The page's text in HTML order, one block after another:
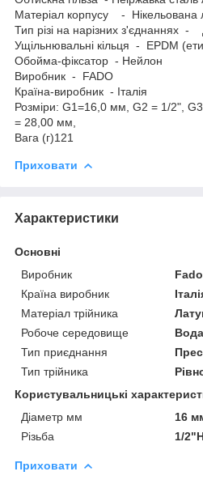
Матеріал корпусу - Нікельована
Тип різі на нарізних з'єднаннях
Ущільнювальні кільця - EPDM
Обойма-фіксатор - Нейлон
Виробник - FADO
Країна-виробник - Італія
Розміри: G1=16,0 мм, G2 = 1/2",
= 28,00 мм,
Вага (г)121
Приховати
Характеристики
Основні
Виробник
Fado
Країна виробник
Матеріал трійника
Робоче середовище
Вода
Тип приєднання
Прес
Тип трійника
Користувальницькі
Діаметр мм
16
Різьба
1/
Приховати